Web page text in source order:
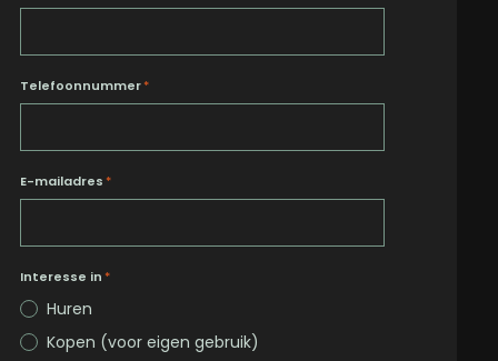
Telefoonnummer*
E-mailadres *
Interesse in *
Huren
Kopen (voor eigen gebruik)